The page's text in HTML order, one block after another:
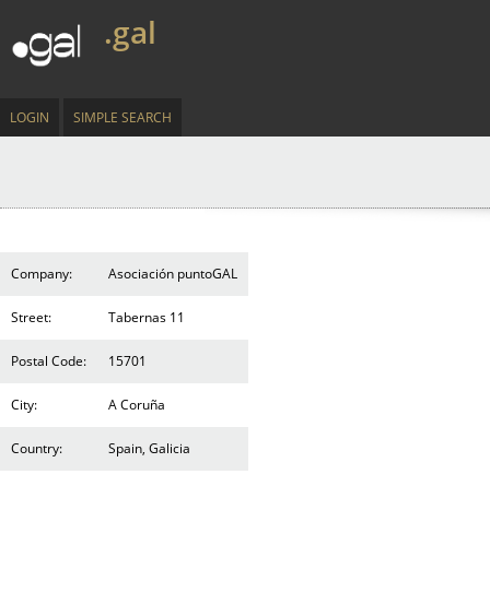
.gal
LOGIN SIMPLE SEARCH
Company: Asociación puntoGAL
Street: Tabernas 11
Postal Code: 15701
City: A Coruña
Country: Spain, Galicia